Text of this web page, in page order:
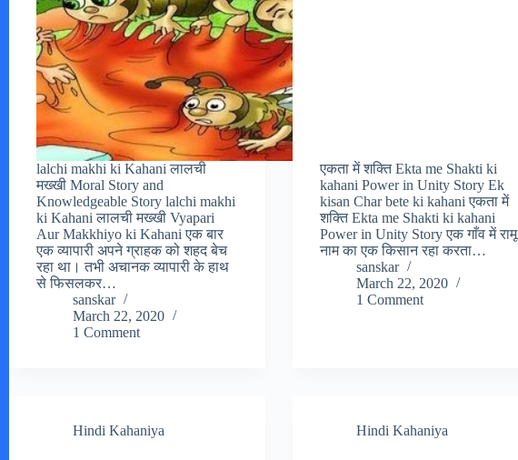
lalchi makhi ki Kahani लालची
मख्खी Moral Story and
Knowledgeable Story lalchi makhi
ki Kahani लालची मख्खी Vyapari
Aur Makkhiyo ki Kahani एक बार
एक व्यापारी अपने ग्राहक को शहद बेच
रहा था। तभी अचानक व्यापारी के हाथ
से फिसलकर…
sanskar
March 22, 2020
1 Comment
एकता में शक्ति Ekta me Shakti ki
kahani Power in Unity Story Ek
kisan Char bete ki kahani एकता में
शक्ति Ekta me Shakti ki kahani
Power in Unity Story एक गाँव में रामू
नाम का एक किसान रहा करता…
sanskar
March 22, 2020
1 Comment
Hindi Kahaniya Hindi Kahaniya